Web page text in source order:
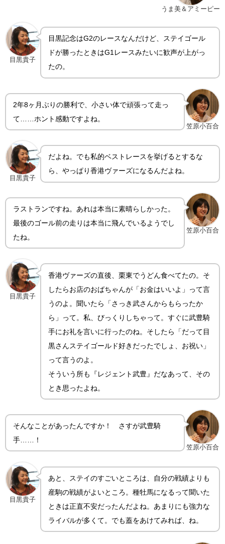
うま美＆アミーピー
目黒貴子
目黒記念はG2のレースなんだけど、ステイゴール
ドが勝ったときはG1レースみたいに歓声が上がっ
たの。
笠原小百合
2年8ヶ月ぶりの勝利で、小さい体で頑張って走っ
て……ホント感動ですよね。
目黒貴子
だよね。でも私的ベストレースを挙げるとするな
ら、やっぱり香港ヴァーズになるんだよね。
笠原小百合
ラストランですね。あれは本当に素晴らしかった。
最後のゴール前の走りは本当に飛んでいるようでし
たね。
目黒貴子
香港ヴァーズの直後、栗東でうどん食べてたの。そ
したらお店のおばちゃんが「お金はいいよ」って言
うのよ。聞いたら「さっき武さんからもらったか
ら」って。私、びっくりしちゃって。すぐに武豊騎
手にお礼を言いに行ったのね。そしたら「だって目
黒さんステイゴールド好きだったでしょ、お祝い」
って言うのよ。
そういう所も『レジェント武豊』だなあって、その
とき思ったよね。
笠原小百合
そんなことがあったんですか！ さすが武豊騎
手……！
目黒貴子
あと、ステイのすごいところは、自分の戦績よりも
産駒の戦績がよいところ。種牡馬になるって聞いた
ときは正直不安だったんだよね。あまりにも強力な
ライバルが多くて。でも蓋をあけてみれば、ね。